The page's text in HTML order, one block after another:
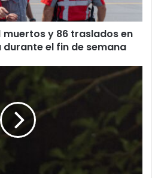
muertos y 86 traslados en
el fin de semana